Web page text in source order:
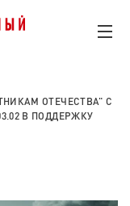
ОТЕЧЕСТВА" С
В ПОДДЕРЖКУ